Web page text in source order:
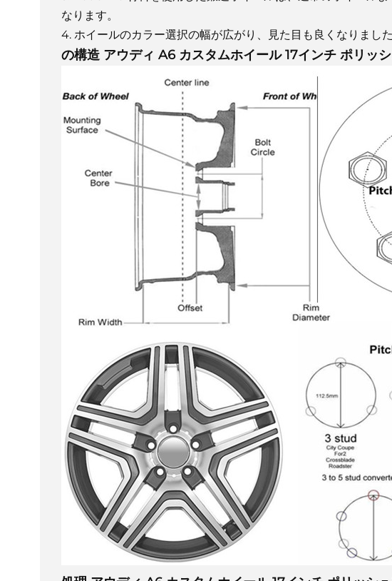
なります。
4. ホイールのカラー選択の幅が広がり、見た目も良くなりました
の構造 アウディ A6 カスタムホイール 17インチ ポリッ